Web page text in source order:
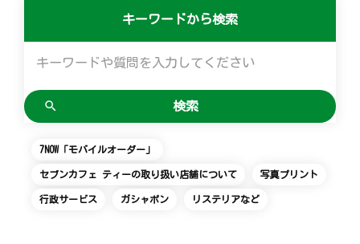
スキャン
ファクス
セブン銀行ATM
ご利用可能なお支払い方法
チケットぴあ
イープラス
ジーユーオンラインストア
停電時のサービス停止のお知らせ
国内店舗数
売上高、店舗数推移
重点課題
報告書ライブラリー
Language
English (Corporate)
English (Services)
中文[繁體字](服務)
简体中文(服务)
キーワードから検索
7NOW「モバイルオーダー」
セブンカフェ ティーの取り扱い店舗について 写真プリント
行政サービス ガシャポン リステリアなど